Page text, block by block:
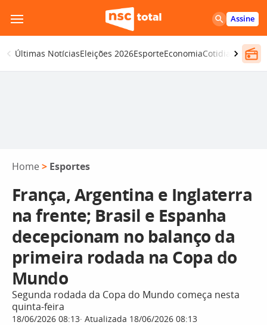
para
o
conteúdo
Assine
Últimas NotíciasEleições 2026EsporteEconomiaCotidiano
Home > Esportes
França, Argentina e Inglaterra
na frente; Brasil e Espanha
decepcionam no balanço da
primeira rodada na Copa do
Mundo
Segunda rodada da Copa do Mundo começa nesta
quinta-feira
18/06/2026 08:13 Atualizada 18/06/2026 08:13